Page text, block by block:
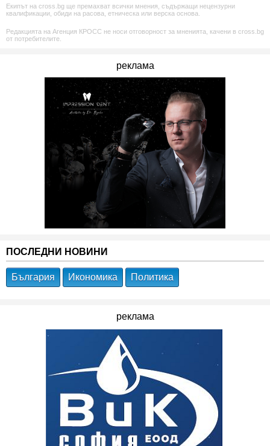
Екипът на cross.bg ще премахват всички мнения, съдържащи нецензурни
квалификации, обиди на расова, етническа или верска основа.
Редакцията на Агенция КРОСС не носи отговорност за мненията, качени в cross.bg
от потребителите.
реклама
ПОСЛЕДНИ НОВИНИ
България Икономика Политика
реклама